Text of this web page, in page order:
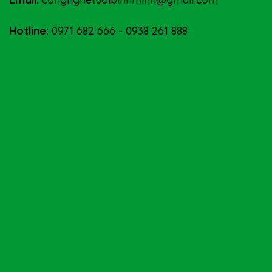
Hotline: 0971 682 666 - 0938 261 888